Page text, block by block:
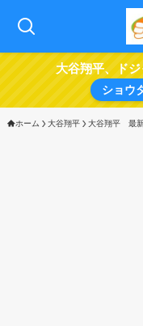
大谷翔平、ド
ショウ
ホーム 大谷翔平 大谷翔平 最